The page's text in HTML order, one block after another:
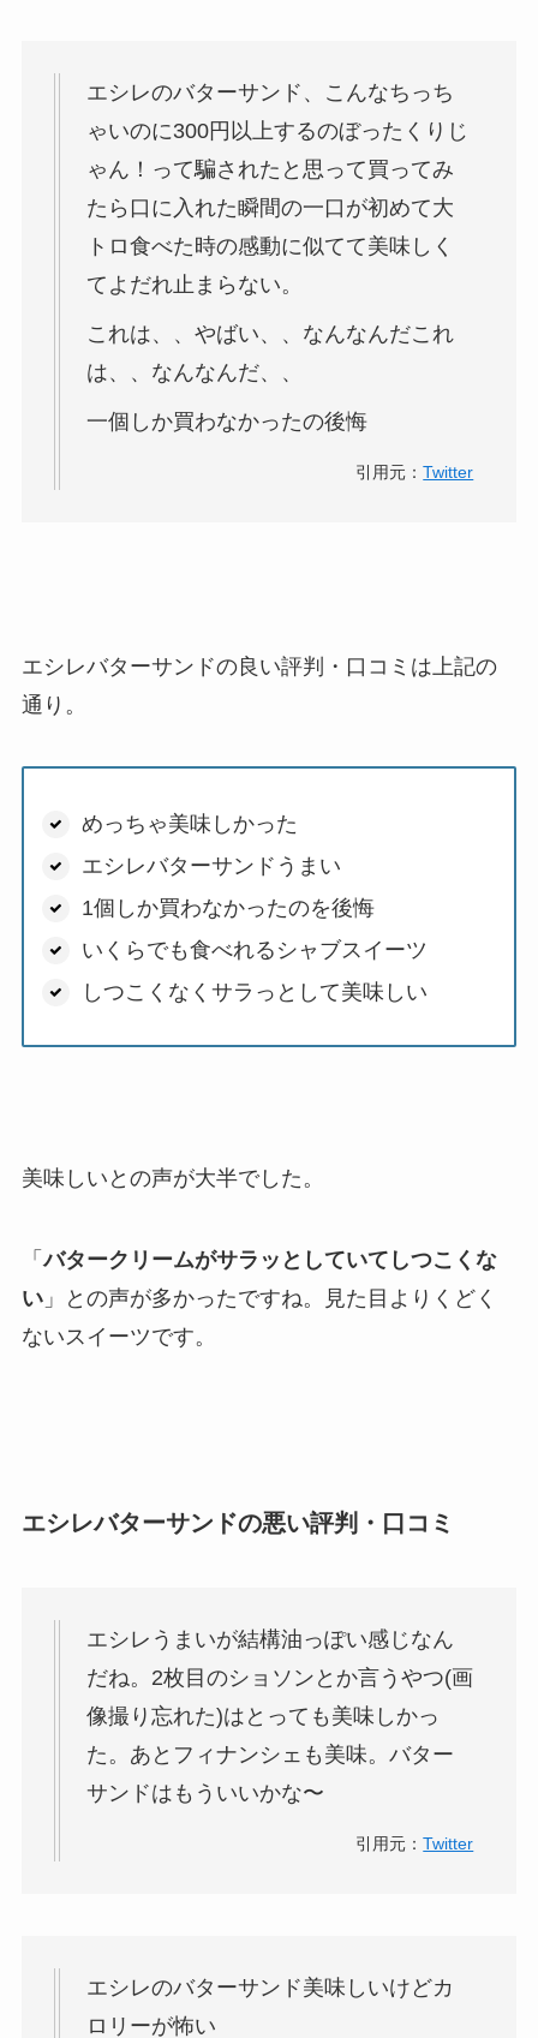
エシレのバターサンド、こんなちっち
ゃいのに300円以上するのぼったくりじ
ゃん！って騙されたと思って買ってみ
たら口に入れた瞬間の一口が初めて大
トロ食べた時の感動に似てて美味しく
てよだれ止まらない。
これは、、やばい、、なんなんだこれ
は、、なんなんだ、、
一個しか買わなかったの後悔
引用元：Twitter
エシレバターサンドの良い評判・口コミは上記の
通り。
めっちゃ美味しかった
エシレバターサンドうまい
1個しか買わなかったのを後悔
いくらでも食べれるシャブスイーツ
しつこくなくサラっとして美味しい
美味しいとの声が大半でした。
「バタークリームがサラッとしていてしつこくな
い」との声が多かったですね。見た目よりくどく
ないスイーツです。
エシレバターサンドの悪い評判・口コミ
エシレうまいが結構油っぽい感じなん
だね。2枚目のショソンとか言うやつ(画
像撮り忘れた)はとっても美味しかっ
た。あとフィナンシェも美味。バター
サンドはもういいかな〜
引用元：Twitter
エシレのバターサンド美味しいけどカ
ロリーが怖い